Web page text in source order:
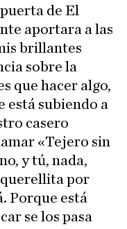
de El
aportara a las
brillantes
sobre la
que hacer algo,
está subiendo a
casero
«Tejero sin
y tú, nada,
por
Porque está
se los pasa